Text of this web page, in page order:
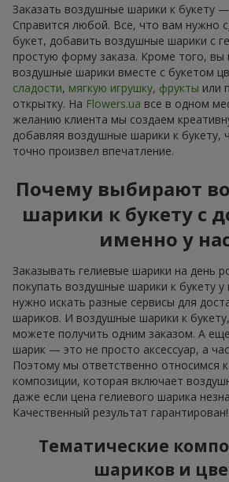
Заказать воздушные шарики к букету
Справится любой. Все, что вам нужно
букет, добавить воздушные шарики с
простую форму заказа. Кроме того, вы
воздушные шарики вместе с букетом
сладости, мягкую игрушку, фрукты или
открытку. На Flowers.ua все в одном
желанию клиента мы создаем
добавляя воздушные шарики к букету,
точно произвел впечатление.
Почему выбирают
шарики к букету с
именно у
Заказывать гелиевые шарики на день
покупать воздушные шарики к букету
нужно искать разные сервисы для
шариков. И воздушные шарики к
можете получить одним заказом. А
шарик — это не просто аксессуар, а
Поэтому мы ответственно относимся
композиции, которая включает
даже если цена гелиевого шарика
Качественный результат гарантирован!
Тематические
шариков и